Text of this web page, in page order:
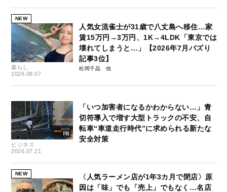
NEW
暮らし
2026.08.07
人気女流雀士が31歳で八丈島へ移住…家
賃15万円→3万円、1K→4LDK「東京では
壊れてしまうと…」【2026年7月バズり
記事3位】
松岡千晶
ビジネス
2026.07.21
「いつ加害者になるかわからない…」青
切符導入で増す大型トラックの不安、自
転車“車道走行時代”に求められる新たな
安全対策
NEW
〈人気ラーメン店が1年3カ月で閉店〉原
因は「味」でも「売上」でもなく…名店